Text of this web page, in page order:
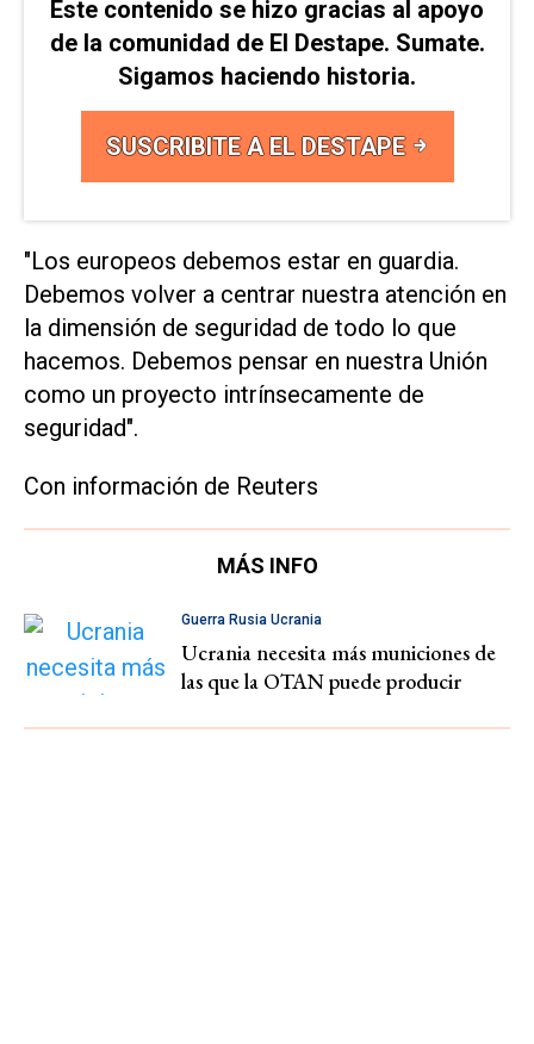
Este contenido se hizo gracias al apoyo
de la comunidad de El Destape. Sumate.
Sigamos haciendo historia.
SUSCRIBITE A EL DESTAPE
"Los europeos debemos estar en guardia.
Debemos volver a centrar nuestra atención en
la dimensión de seguridad de todo lo que
hacemos. Debemos pensar en nuestra Unión
como un proyecto intrínsecamente de
seguridad".
Con información de Reuters
MÁS INFO
Guerra Rusia Ucrania
Ucrania necesita más municiones de
las que la OTAN puede producir